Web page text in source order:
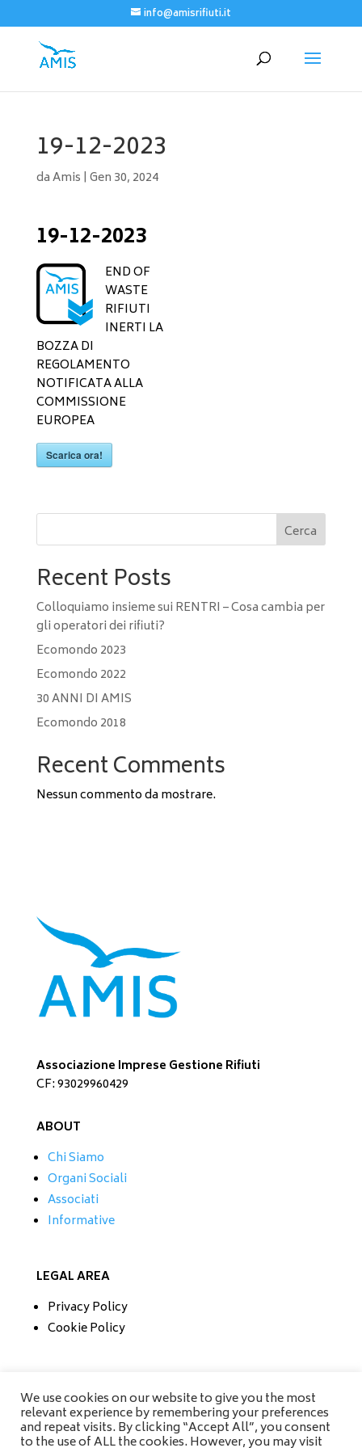
info@amisrifiuti.it
19-12-2023
daAmis | Gen 30, 2024
19-12-2023
END OF
WASTE
RIFIUTI
INERTI LA
BOZZA DI
REGOLAMENTO
NOTIFICATA ALLA
COMMISSIONE
EUROPEA
Scarica ora!
Cerca
Recent Posts
Colloquiamo insieme sui RENTRI – Cosa cambia per
gli operatori dei rifiuti?
Ecomondo 2023
Ecomondo 2022
30 ANNI DI AMIS
Ecomondo 2018
Recent Comments
Nessun commento da mostrare.
Associazione Imprese Gestione Rifiuti
CF: 93029960429
ABOUT
Chi Siamo
Organi Sociali
Associati
Informative
LEGAL AREA
Privacy Policy
Cookie Policy
Tel/Fax 0733 230279
Mobile 335 6670118
We use cookies on our website to give you the most
relevant experience by remembering your preferences
and repeat visits. By clicking “Accept All”, you consent
to the use of ALL the cookies. However, you may visit